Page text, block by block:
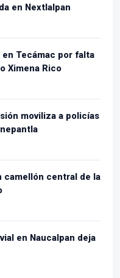
en Nextlalpan
Tecámac por falta
Ximena Rico
moviliza a policías
camellón central de la
en Naucalpan deja